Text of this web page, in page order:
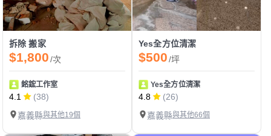
拆除 搬家
$1,800/次
銘鋐工作室
4.1
(38)
嘉義縣與其他19個
Yes全方位清潔
$500/坪
Yes全方位清潔
4.8
(26)
嘉義縣與其他66個